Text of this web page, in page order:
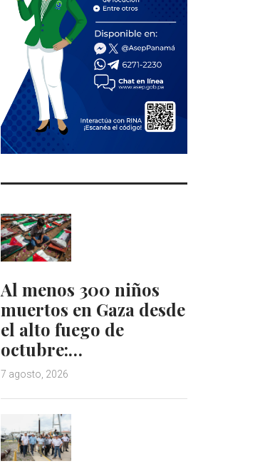
Al menos 300 niños
muertos en Gaza desde
el alto fuego de
octubre:…
7 agosto, 2026